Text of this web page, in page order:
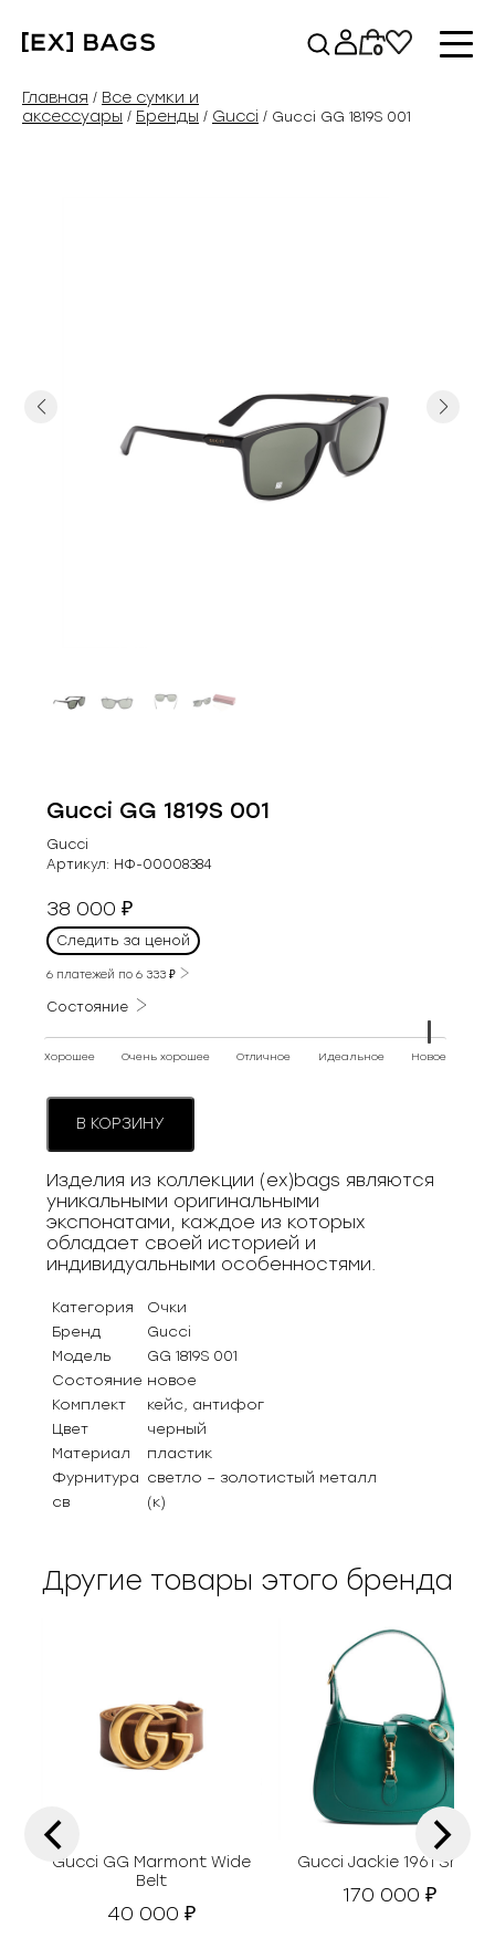
содержимому
0
Главная / Все сумки и
аксессуары / Бренды / Gucci / Gucci GG 1819S 001
Previous Next
Gucci GG 1819S 001
Gucci
Артикул: НФ-00008384
38 000₽
Следить за ценой
6 платежей по6 333₽
Состояние
Хорошее Очень хорошее Отличное Идеальное Новое
В КОРЗИНУ
Изделия из коллекции (ex)bags являются
уникальными оригинальными
экспонатами, каждое из которых
обладает своей историей и
индивидуальными особенностями.
Категория
Очки
Бренд
Gucci
Модель
GG 1819S 001
Состояние новое
Комплект
кейс, антифог
Цвет
черный
Материал
пластик
Фурнитура светло – золотистый металл
св
(к)
Другие товары этого бренда
Gucci GG Marmont Wide
Belt
40 000₽
Gucci Jackie 1961 Small
170 000 ₽
‹ ›